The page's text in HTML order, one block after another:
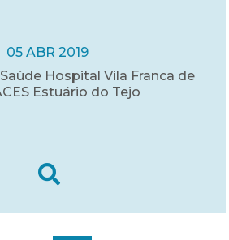
05 ABR 2019
Hospital Vila Franca de
Estuário do Tejo